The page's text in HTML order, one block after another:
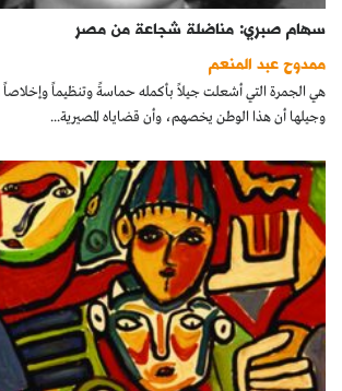
سهام صبري: مناضلة شجاعة من مصر
ممدوح عبد المنعم
هي الجمرة التي أشعلت جيلاً بأكمله حماسةً وتنظيماً
وجيلها أن هذا الوطن يخصهم، وأن قضاياه المصيرية...